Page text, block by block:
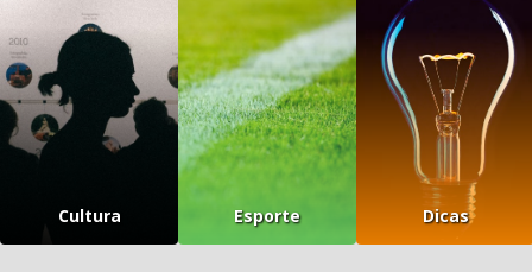
Cultura Esporte Dicas